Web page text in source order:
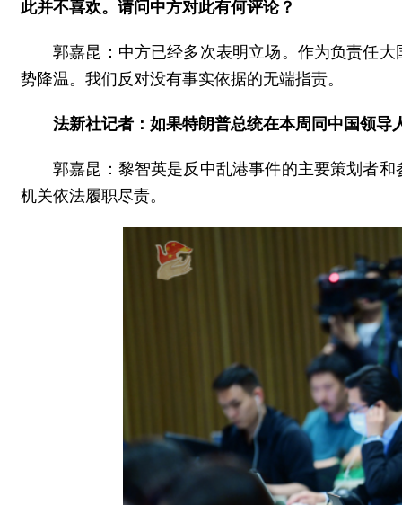
此并不喜欢。请问中方对此有何评论？
郭嘉昆：中方已经多次表明立场。作为负责任
势降温。我们反对没有事实依据的无端指责。
法新社记者：如果特朗普总统在本周同中国领
郭嘉昆：黎智英是反中乱港事件的主要策划者
机关依法履职尽责。